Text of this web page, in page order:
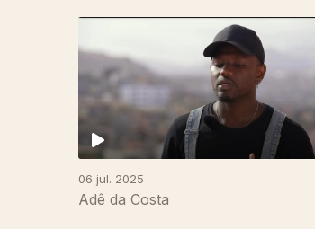
06 jul. 2025
Adê da Costa